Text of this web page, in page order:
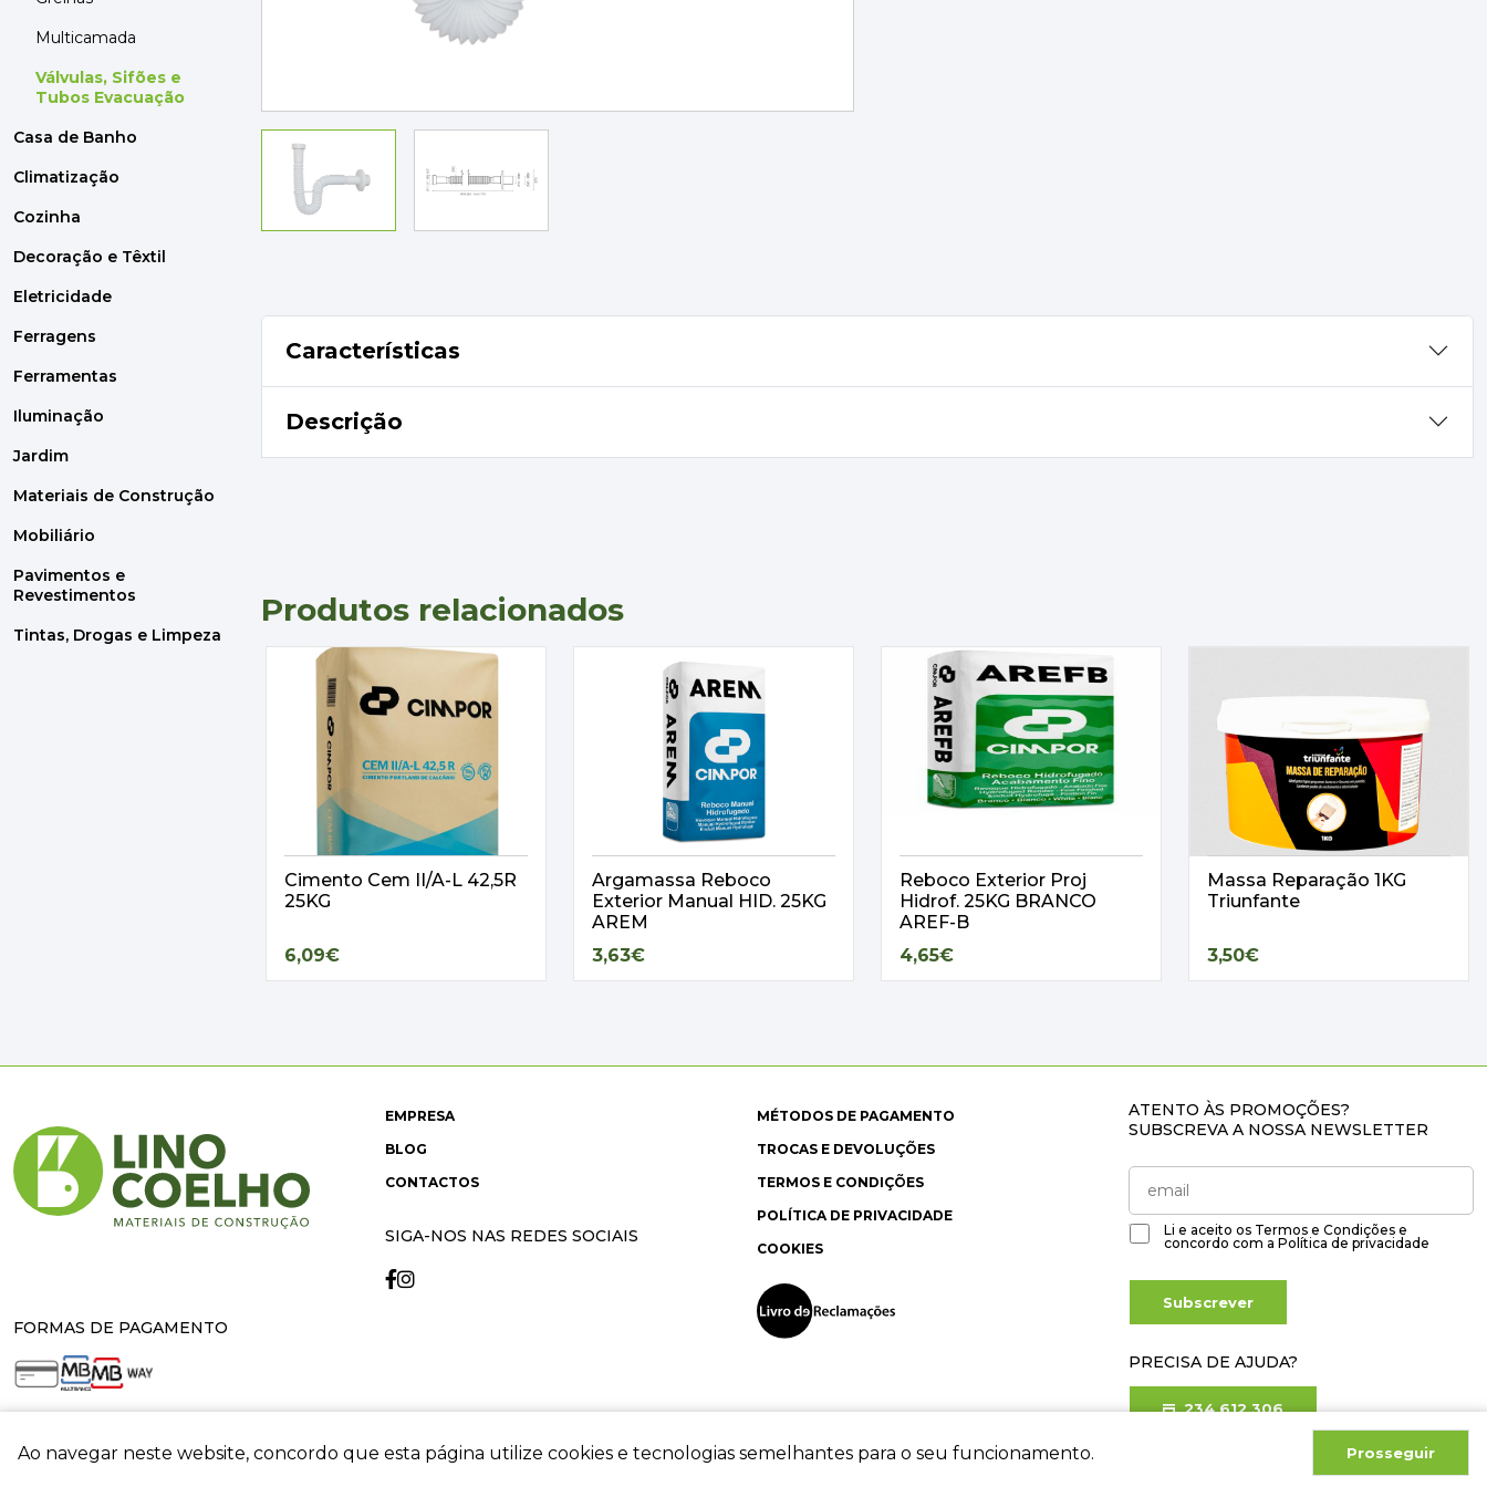
MOBILIÁRIO
PAVIMENTOS E REVESTIMENTOS
SKIL
Multicamada
Válvulas, Sifões e
Tubos Evacuação
Casa de Banho
Climatização
Cozinha
Decoração e Têxtil
Eletricidade
Ferragens
Ferramentas
Iluminação
Jardim
Materiais de Construção
Mobiliário
Pavimentos e
Revestimentos
Tintas, Drogas e Limpeza
Características
Descrição
Produtos relacionados
Cimento Cem II/A-L 42,5R
25KG
6,09€
Argamassa Reboco
Exterior Manual HID. 25KG
AREM
3,63€
Reboco Exterior Proj
Hidrof. 25KG BRANCO
AREF-B
4,65€
Massa Reparação 1KG
Triunfante
3,50€
Ao navegar neste website, concordo que esta página utilize cookies e tecnologias semelhantes para o seu funcionamento. Prosseguir
FORMAS DE PAGAMENTO
EMPRESA
BLOG
CONTACTOS
SIGA-NOS NAS REDES SOCIAIS
MÉTODOS DE PAGAMENTO
TROCAS E DEVOLUÇÕES
TERMOS E CONDIÇÕES
POLÍTICA DE PRIVACIDADE
COOKIES
ATENTO ÀS PROMOÇÕES?
SUBSCREVA A NOSSA NEWSLETTER
Li e aceito os Termos e Condições e
concordo com a Política de privacidade
Subscrever
PRECISA DE AJUDA?
234 612 306
critec